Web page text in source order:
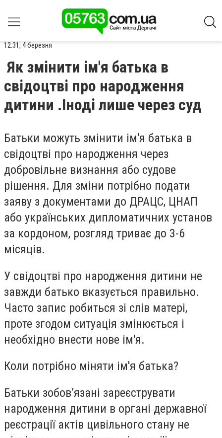
12:31, 4 березня
Як змінити ім'я батька в
свідоцтві про народження
дитини .Іноді лише через суд
Батьки можуть змінити ім'я батька в
свідоцтві про народження через
добровільне визнання або судове
рішення. Для зміни потрібно подати
заяву з документами до ДРАЦС, ЦНАП
або українських дипломатичних установ
за кордоном, розгляд триває до 3-6
місяців.
У свідоцтві про народження дитини не
завжди батько вказується правильно.
Часто запис робиться зі слів матері,
проте згодом ситуація змінюється і
необхідно внести нове ім'я.
Коли потрібно міняти ім'я батька?
Батьки зобов’язані зареєструвати
народження дитини в органі державної
реєстрації актів цивільного стану не